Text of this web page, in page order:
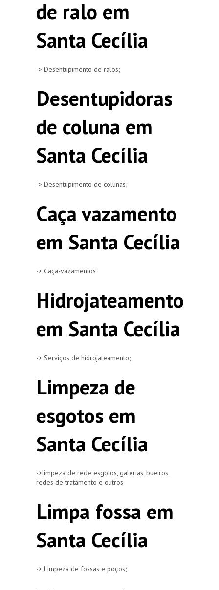
de ralo em
Santa Cecília
-> Desentupimento de ralos;
Desentupidoras
de coluna em
Santa Cecília
-> Desentupimento de colunas;
Caça vazamento
em Santa Cecília
-> Caça-vazamentos;
Hidrojateamento
em Santa Cecília
-> Serviços de hidrojateamento;
Limpeza de
esgotos em
Santa Cecília
->limpeza de rede esgotos, galerias, bueiros,
redes de tratamento e outros
Limpa fossa em
Santa Cecília
-> Limpeza de fossas e poços;